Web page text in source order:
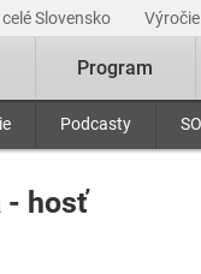
celé Slovensko Výročie
Podcasty
Program
- hosť